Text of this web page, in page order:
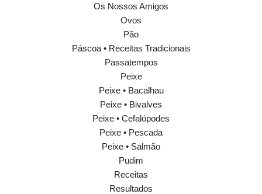
Os Nossos Amigos
Ovos
Pão
Páscoa • Receitas Tradicionais
Passatempos
Peixe
Peixe • Bacalhau
Peixe • Bivalves
Peixe • Cefalópodes
Peixe • Pescada
Peixe • Salmão
Pudim
Receitas
Resultados